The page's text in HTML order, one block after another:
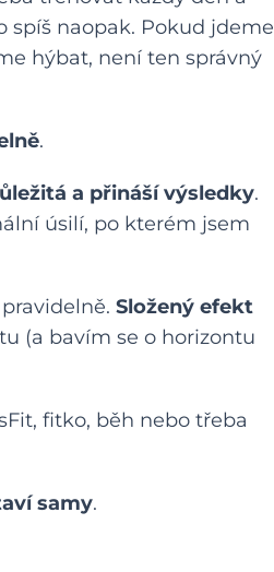
spíš naopak. Pokud jdeme
hýbat, není ten správný
.
a přináší výsledky.
úsilí, po kterém jsem
Složený efekt
(a bavím se o horizontu
fitko, běh nebo třeba
samy.